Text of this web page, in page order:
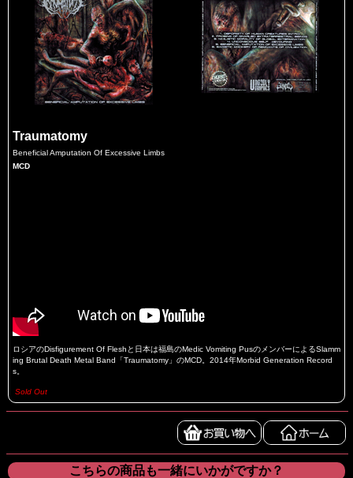
Traumatomy
Beneficial Amputation Of Excessive Limbs
MCD
ロシアのDisfigurement Of Fleshと日本は福島のMedic Vomiting PusのメンバーによるSlamm
ing Brutal Death Metal Band「Traumatomy」のMCD。2014年Morbid Generation Record
s。
Sold Out
こちらの商品も一緒にいかがですか？